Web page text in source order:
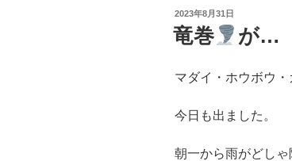
投
稿
日:
2023年8月31日
竜巻 が…
マダイ・ホウボウ・
今日も出ました。
朝一から雨がどし